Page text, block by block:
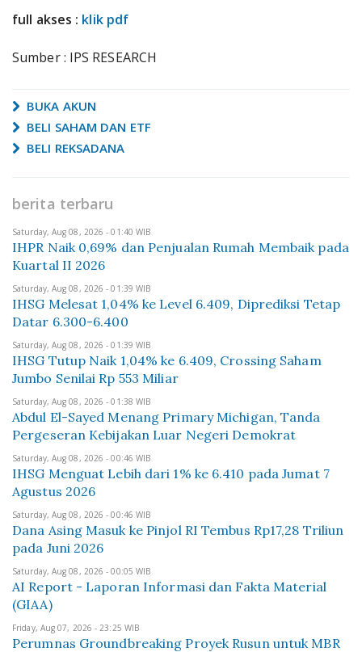
full akses : klik pdf
Sumber : IPS RESEARCH
BUKA AKUN
BELI SAHAM DAN ETF
BELI REKSADANA
berita terbaru
Saturday, Aug 08, 2026 - 01:40 WIB
IHPR Naik 0,69% dan Penjualan Rumah Membaik pada
Kuartal II 2026
Saturday, Aug 08, 2026 - 01:39 WIB
IHSG Melesat 1,04% ke Level 6.409, Diprediksi Tetap
Datar 6.300-6.400
Saturday, Aug 08, 2026 - 01:39 WIB
IHSG Tutup Naik 1,04% ke 6.409, Crossing Saham
Jumbo Senilai Rp 553 Miliar
Saturday, Aug 08, 2026 - 01:38 WIB
Abdul El-Sayed Menang Primary Michigan, Tanda
Pergeseran Kebijakan Luar Negeri Demokrat
Saturday, Aug 08, 2026 - 00:46 WIB
IHSG Menguat Lebih dari 1% ke 6.410 pada Jumat 7
Agustus 2026
Saturday, Aug 08, 2026 - 00:46 WIB
Dana Asing Masuk ke Pinjol RI Tembus Rp17,28 Triliun
pada Juni 2026
Saturday, Aug 08, 2026 - 00:05 WIB
AI Report - Laporan Informasi dan Fakta Material
(GIAA)
Friday, Aug 07, 2026 - 23:25 WIB
Perumnas Groundbreaking Proyek Rusun untuk MBR